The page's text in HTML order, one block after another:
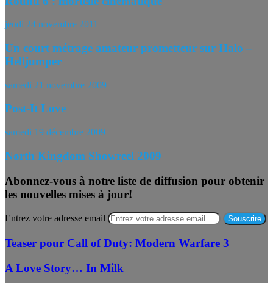
jeudi 24 novembre 2011
Un court métrage amateur prometteur sur Halo –
Helljumper
samedi 21 novembre 2009
Post-It Love
samedi 19 décembre 2009
North Kingdom Showreel 2009
Abonnez-vous à notre liste de diffusion pour obtenir
les nouvelles mises à jour!
Entrez votre adresse email
Teaser pour Call of Duty: Modern Warfare 3
A Love Story… In Milk